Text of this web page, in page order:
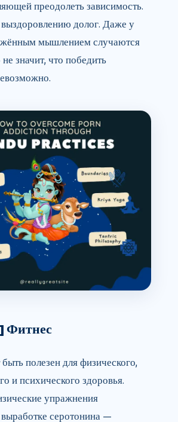
преодолеть зависимость.
долог. Даже у
мышлением случаются
значит, что победить
Фитнес
полезен для физического,
и психического здоровья.
упражнения
серотонина —